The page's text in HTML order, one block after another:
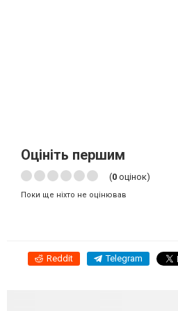
Оцініть першим
(0 оцінок)
Поки ще ніхто не оцінював
Reddit Telegram